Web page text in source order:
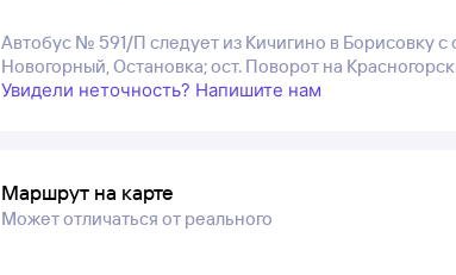
Автобус № 591/П следует из Кичигино в Борисовку
Новогорный, Остановка; ост. Поворот на
Увидели неточность? Напишите нам
Маршрут на карте
Может отличаться от реального